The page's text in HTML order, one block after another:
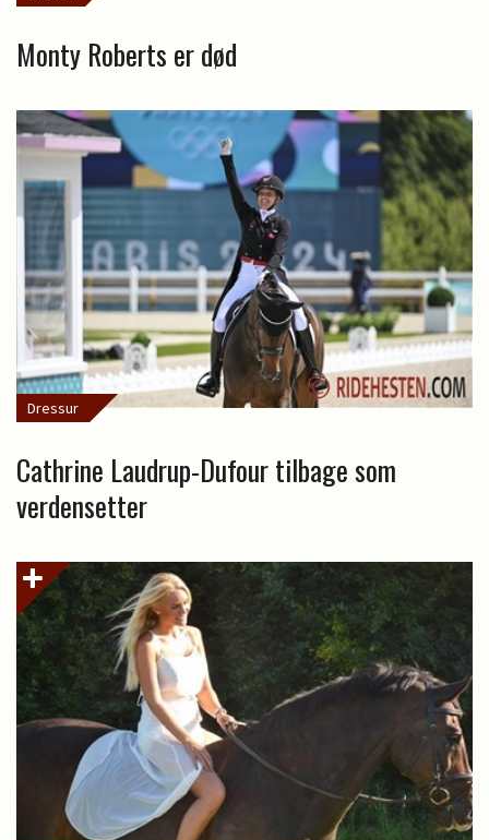
Monty Roberts er død
Dressur
Cathrine Laudrup-Dufour tilbage som
verdensetter